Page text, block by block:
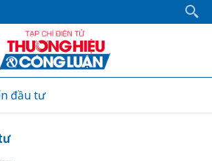
đầu tư